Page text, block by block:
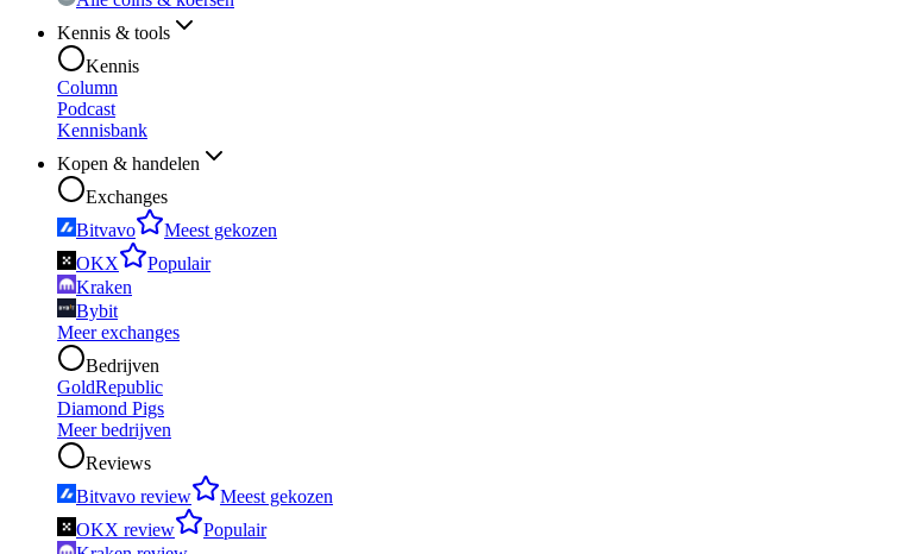
Kennis & tools
Kennis
Column
Podcast
Kennisbank
Kopen & handelen
Exchanges
Bitvavo
Meest gekozen
OKX
Populair
Kraken
Bybit
Meer exchanges
Bedrijven
GoldRepublic
Diamond Pigs
Meer bedrijven
Reviews
Bitvavo review
Meest gekozen
OKX review
Populair